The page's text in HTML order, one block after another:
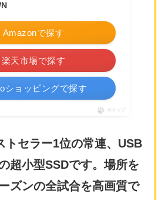
Amazonで探す
楽天市場で探す
ショッピングで探す
ポチップ
トセラー1位の常連、USB
超小型SSDです。場所を
ズンの全試合を高画質で